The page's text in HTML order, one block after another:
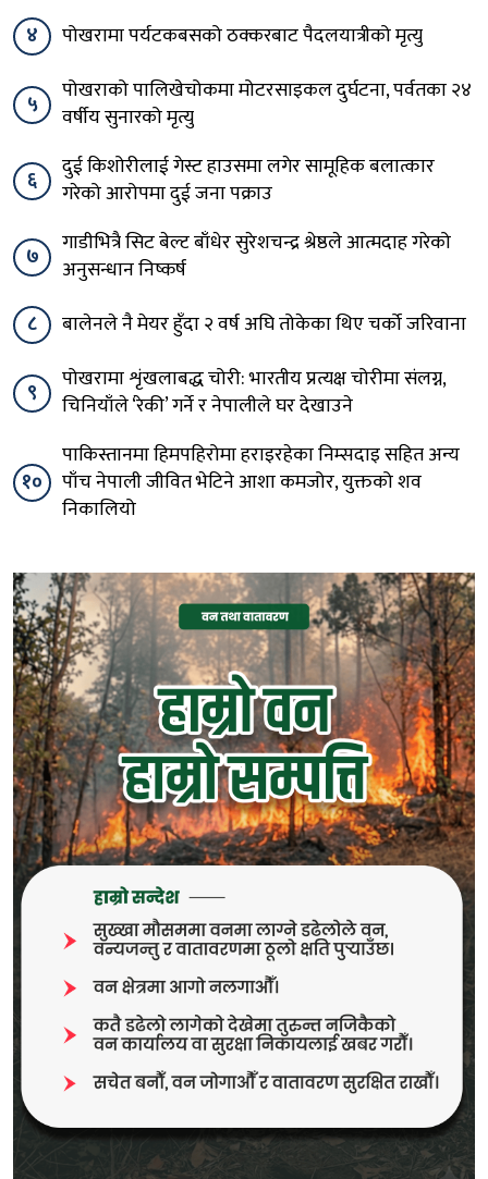
४
पोखरामा पर्यटकबसको ठक्करबाट पैदलयात्रीको मृत्यु
५
पोखराको पालिखेचोकमा मोटरसाइकल दुर्घटना, पर्वतका २४
वर्षीय सुनारको मृत्यु
६
दुई किशोरीलाई गेस्ट हाउसमा लगेर सामूहिक बलात्कार
गरेको आरोपमा दुई जना पक्राउ
७
गाडीभित्रै सिट बेल्ट बाँधेर सुरेशचन्द्र श्रेष्ठले आत्मदाह गरेको
अनुसन्धान निष्कर्ष
८
बालेनले नै मेयर हुँदा २ वर्ष अघि तोकेका थिए चर्को जरिवाना
९
पोखरामा शृंखलाबद्ध चोरी: भारतीय प्रत्यक्ष चोरीमा संलग्न,
चिनियाँले ‘रेकी’ गर्ने र नेपालीले घर देखाउने
१०
पाकिस्तानमा हिमपहिरोमा हराइरहेका निम्सदाइ सहित अन्य
पाँच नेपाली जीवित भेटिने आशा कमजोर, युक्तको शव
निकालियो